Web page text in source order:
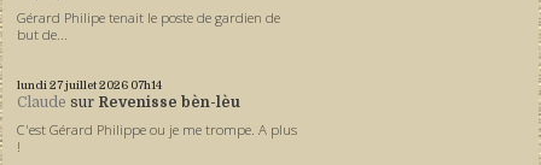
Gérard Philipe tenait le poste de gardien de
but de...
lundi 27juillet 2026 07h14
Claude sur Revenisse bèn-lèu
C'est Gérard Philippe ou je me trompe. A plus
!